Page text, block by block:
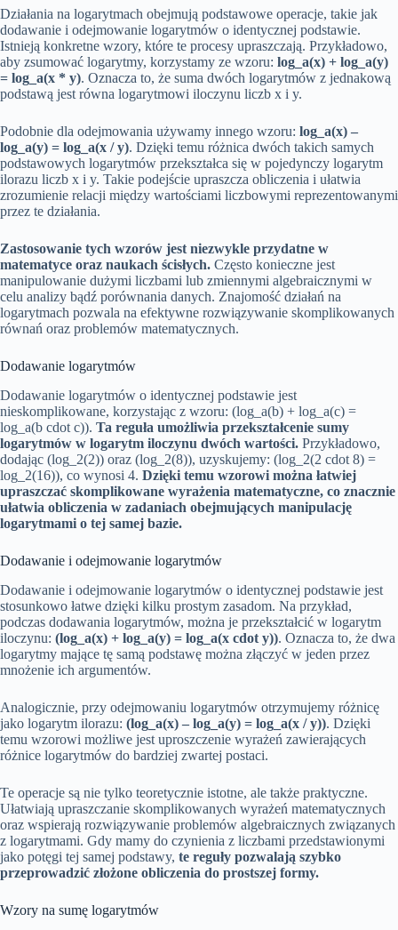
Działania na logarytmach obejmują podstawowe operacje, takie jak
dodawanie i odejmowanie logarytmów o identycznej podstawie.
Istnieją konkretne wzory, które te procesy upraszczają. Przykładowo,
aby zsumować logarytmy, korzystamy ze wzoru: log_a(x) + log_a(y)
= log_a(x * y). Oznacza to, że suma dwóch logarytmów z jednakową
podstawą jest równa logarytmowi iloczynu liczb x i y.
Podobnie dla odejmowania używamy innego wzoru: log_a(x) –
log_a(y) = log_a(x / y). Dzięki temu różnica dwóch takich samych
podstawowych logarytmów przekształca się w pojedynczy logarytm
ilorazu liczb x i y. Takie podejście upraszcza obliczenia i ułatwia
zrozumienie relacji między wartościami liczbowymi reprezentowanymi
przez te działania.
Zastosowanie tych wzorów jest niezwykle przydatne w
matematyce oraz naukach ścisłych. Często konieczne jest
manipulowanie dużymi liczbami lub zmiennymi algebraicznymi w
celu analizy bądź porównania danych. Znajomość działań na
logarytmach pozwala na efektywne rozwiązywanie skomplikowanych
równań oraz problemów matematycznych.
Dodawanie logarytmów
Dodawanie logarytmów o identycznej podstawie jest
nieskomplikowane, korzystając z wzoru: (log_a(b) + log_a(c) =
log_a(b cdot c)). Ta reguła umożliwia przekształcenie sumy
logarytmów w logarytm iloczynu dwóch wartości. Przykładowo,
dodając (log_2(2)) oraz (log_2(8)), uzyskujemy: (log_2(2 cdot 8) =
log_2(16)), co wynosi 4. Dzięki temu wzorowi można łatwiej
upraszczać skomplikowane wyrażenia matematyczne, co znacznie
ułatwia obliczenia w zadaniach obejmujących manipulację
logarytmami o tej samej bazie.
Dodawanie i odejmowanie logarytmów
Dodawanie i odejmowanie logarytmów o identycznej podstawie jest
stosunkowo łatwe dzięki kilku prostym zasadom. Na przykład,
podczas dodawania logarytmów, można je przekształcić w logarytm
iloczynu: (log_a(x) + log_a(y) = log_a(x cdot y)). Oznacza to, że dwa
logarytmy mające tę samą podstawę można złączyć w jeden przez
mnożenie ich argumentów.
Analogicznie, przy odejmowaniu logarytmów otrzymujemy różnicę
jako logarytm ilorazu: (log_a(x) – log_a(y) = log_a(x / y)). Dzięki
temu wzorowi możliwe jest uproszczenie wyrażeń zawierających
różnice logarytmów do bardziej zwartej postaci.
Te operacje są nie tylko teoretycznie istotne, ale także praktyczne.
Ułatwiają upraszczanie skomplikowanych wyrażeń matematycznych
oraz wspierają rozwiązywanie problemów algebraicznych związanych
z logarytmami. Gdy mamy do czynienia z liczbami przedstawionymi
jako potęgi tej samej podstawy, te reguły pozwalają szybko
przeprowadzić złożone obliczenia do prostszej formy.
Wzory na sumę logarytmów